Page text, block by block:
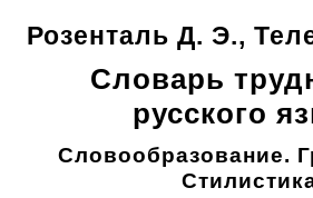
Розенталь Д. Э.,
Словарь
русского
Словообразование.